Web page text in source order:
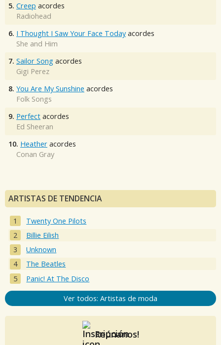
5. Creep acordes
Radiohead
6. I Thought I Saw Your Face Today acordes
She and Him
7. Sailor Song acordes
Gigi Perez
8. You Are My Sunshine acordes
Folk Songs
9. Perfect acordes
Ed Sheeran
10. Heather acordes
Conan Gray
ARTISTAS DE TENDENCIA
Twenty One Pilots
Billie Eilish
Unknown
The Beatles
Panic! At The Disco
Ver todos: Artistas de moda
Reúnanos!